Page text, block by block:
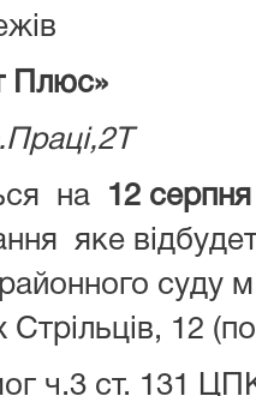
Плюс»
на 12
яке
суду
Стрільців, 12
ч.3 ст. 131